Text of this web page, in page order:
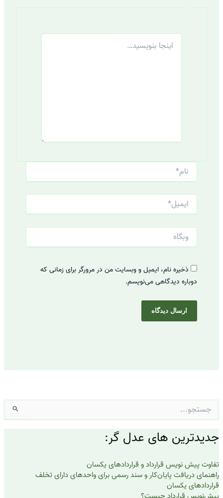
اینجا
بنویسید…
نام*
ایمیل*
وبگاه
ذخیره نام، ایمیل و وبسایت من در مرورگر برای زمانی که
دوباره دیدگاهی می‌نویسم.
جستجو
برای:
جدیدترین های عدل گر:
تفاوت پیش نویس قرارداد و قراردادهای یکسان
راهنمای دریافت پایان‌کار و سند رسمی برای واحدهای دارای تخلف
قراردادهای یکسان